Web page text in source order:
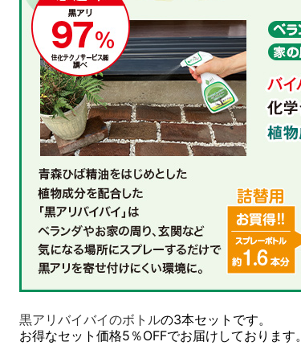
黒アリバイバイのボトルの3本セットです。
お得なセット価格5％OFFでお届けしております。